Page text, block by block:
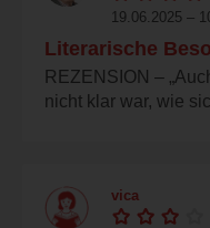
19.06.2025 –
Literarische
REZENSION –
nicht klar war, wie
vica